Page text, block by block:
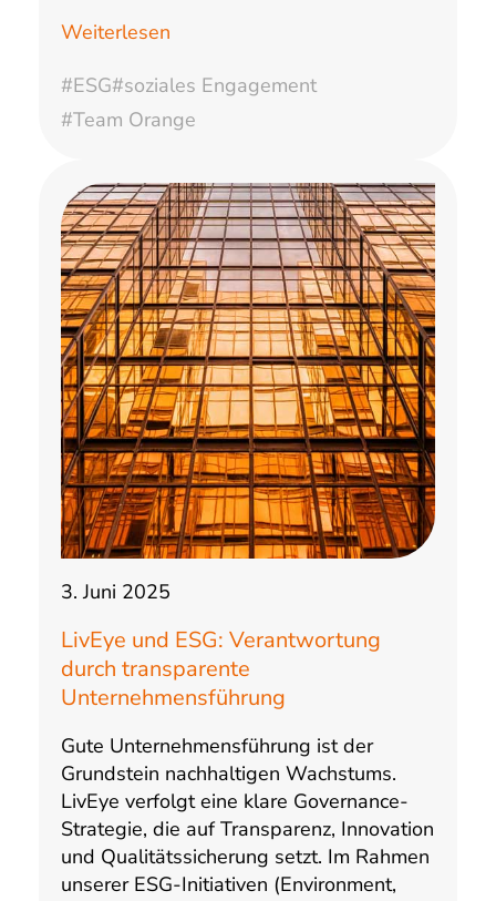
Weiterlesen
#ESG#soziales Engagement
#Team Orange
3. Juni 2025
LivEye und ESG: Verantwortung
durch transparente
Unternehmensführung
Gute Unternehmensführung ist der
Grundstein nachhaltigen Wachstums.
LivEye verfolgt eine klare Governance-
Strategie, die auf Transparenz, Innovation
und Qualitätssicherung setzt. Im Rahmen
unserer ESG-Initiativen (Environment,